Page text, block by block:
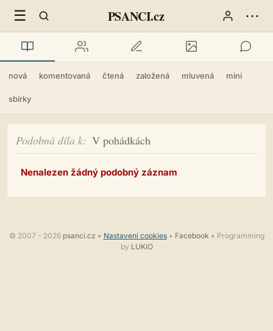
☰ PSANCI.cz ⋯
nová komentovaná čtená založená mluvená mini
sbírky
Podobná díla k V pohádkách
Nenalezen žádný podobný záznam
© 2007 - 2026 psanci.cz • Nastavení cookies• Facebook • Programming
by LUKiO